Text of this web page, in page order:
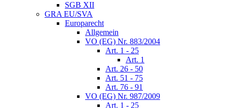
SGB XII
GRA EU/SVA
Europarecht
Allgemein
VO (EG) Nr. 883/2004
Art. 1 - 25
Art. 1
Art. 26 - 50
Art. 51 - 75
Art. 76 - 91
VO (EG) Nr. 987/2009
Art. 1 - 25